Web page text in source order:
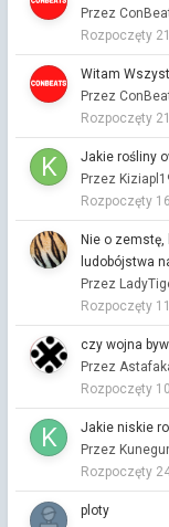
czy wojna
Przez Dżulia ·
Złu.
czy wojna
Przez Dżulia ·
Moja logika
Podejmę
nasze
Przez Dżulia ·
Kapitanie, to
Powijaki, bo
Centralny
Przez Dżulia ·
Problem w
to nasz
Centralny
Przez
przyniosłam
Centralny Port
Przez
Rozpoczęty
Witam
Przez
Rozpoczęty
Jakie rośliny
Przez
Rozpoczęty
Nie o zemstę,
ludobójstwa
Przez
Rozpoczęty
czy wojna
Przez
Rozpoczęty
Jakie niskie
Przez
Rozpoczęty
ploty